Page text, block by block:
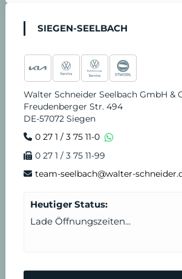
SIEGEN-SEELBACH
Walter Schneider Seelbach GmbH &
Freudenberger Str. 494
DE-57072 Siegen
0 27 1 / 3 75 11-0
0 27 1 / 3 75 11-99
team-seelbach@walter-
Heutiger Status:
Lade Öffnungszeiten...